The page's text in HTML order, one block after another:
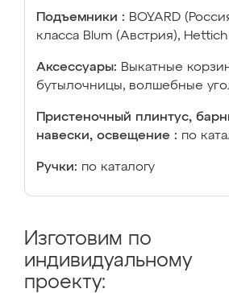
Подъемники : BOYARD
класса Blum (Австрия),
Аксессуары: Выкатные
бутылочницы, волшебные
Пристеночный плинтус,
навески, освещение : по
Ручки: по каталогу
Изготовим по
индивидуальному
проекту: